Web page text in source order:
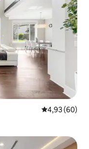
Prosječna
4,93 (60)